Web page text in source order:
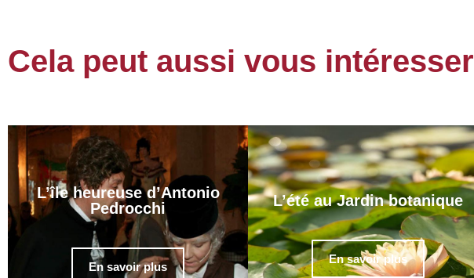
Cela peut aussi vous intéresser
L’île heureuse d’Antonio
Pedrocchi
En savoir plus
L’été au Jardin botanique
En savoir plus